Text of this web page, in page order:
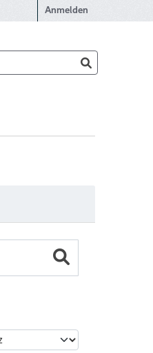
Anmelden